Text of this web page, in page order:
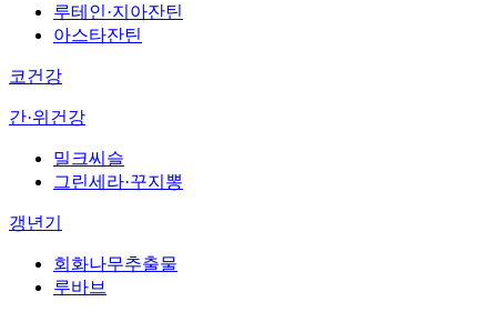
루테인·지아잔틴
아스타잔틴
코건강
간·위건강
밀크씨슬
그린세라·꾸지뽕
갱년기
회화나무추출물
루바브